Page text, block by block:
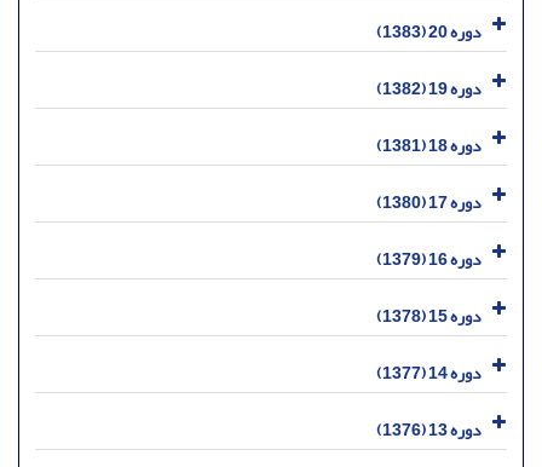
دوره 20 (1383)
دوره 19 (1382)
دوره 18 (1381)
دوره 17 (1380)
دوره 16 (1379)
دوره 15 (1378)
دوره 14 (1377)
دوره 13 (1376)